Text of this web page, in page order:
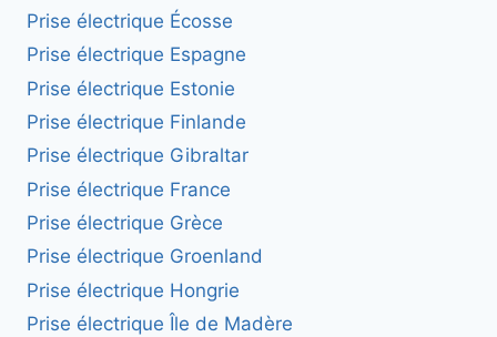
Prise électrique Écosse
Prise électrique Espagne
Prise électrique Estonie
Prise électrique Finlande
Prise électrique Gibraltar
Prise électrique France
Prise électrique Grèce
Prise électrique Groenland
Prise électrique Hongrie
Prise électrique Île de Madère